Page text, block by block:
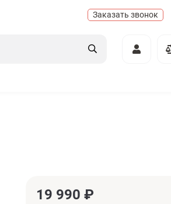
Заказать звонок
19 990 ₽